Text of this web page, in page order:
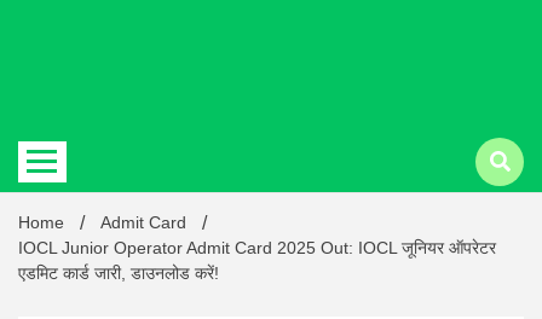
Latest
Home
Admit Card
IOCL Junior Operator Admit Card 2025 Out: IOCL जूनियर ऑपरेटर
एडमिट कार्ड जारी, डाउनलोड करें!